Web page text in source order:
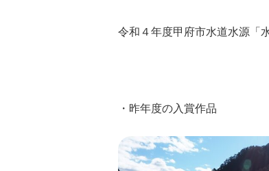
令和４年度甲府市水道水源「
・昨年度の入賞作品